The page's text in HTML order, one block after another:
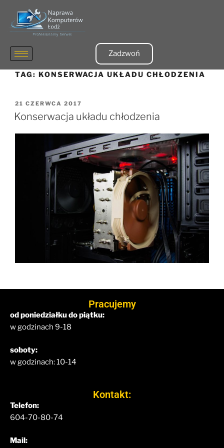
Zadzwoń
TAG: KONSERWACJA UKŁADU CHŁODZENIA
21 CZERWCA 2017
Konserwacja układu chłodzenia
Pracujemy
od poniedziałku do piątku:
w godzinach 9-18
soboty:
w godzinach: 10-14
Kontakt:
Telefon:
604-70-80-74
Mail: